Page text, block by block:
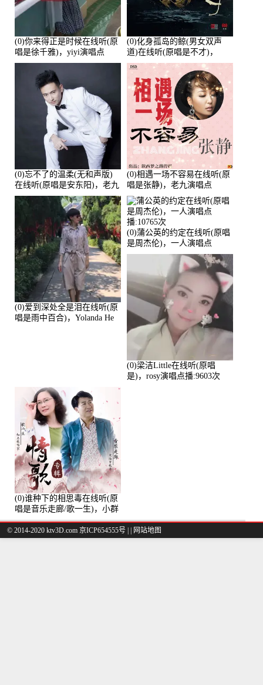
(0)你来得正是时候在线听(原
唱是徐千雅)，yiyi演唱点
播:21991次
(0)化身孤岛的鲸(男女双声
道)在线听(原唱是不才)，
HGBai演唱点播:19428次
(0)忘不了的温柔(无和声版)
在线听(原唱是安东阳)，老九
演唱点播:17392次
(0)相遇一场不容易在线听(原
唱是张静)，老九演唱点
播:11453次
(0)爱到深处全是泪在线听(原
唱是雨中百合)，Yolanda He
(0)蒲公英的约定在线听(原唱
是周杰伦)，一人演唱点
播:10765次
(0)梁洁Little在线听(原唱
是)，rosy演唱点播:9603次
(0)谁种下的相思毒在线听(原
唱是音乐走廊/歌一生)，小群
演唱点播:8975次
© 2014-2020 ktv3D.com 京ICP654555号 | 网站地图